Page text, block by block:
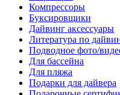
Компрессоры
Буксировщики
Дайвинг аксессуары
Литература по
Подводное фото/
Для бассейна
Для пляжа
Подарки для дайвера